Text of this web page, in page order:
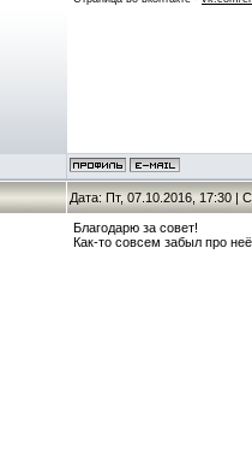
Дата: Пт, 07.10.2016, 17:30 |
Благодарю за совет!
Как-то совсем забыл про